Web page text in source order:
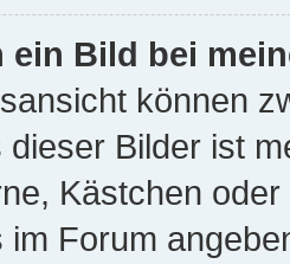
ein Bild bei
können
dieser Bilder ist
Kästchen
im Forum